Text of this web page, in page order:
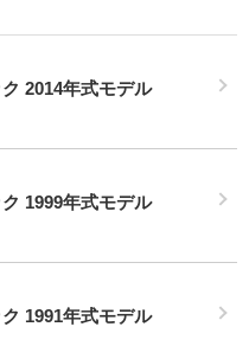
2014年式モデル
1999年式モデル
1991年式モデル